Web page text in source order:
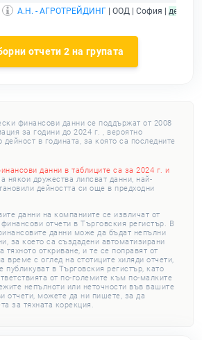
А.Н. - АГРОТРЕЙДИНГ | ООД | София |
отчети 2 на групата
финансови данни се поддържат от 2008
за години до 2024 г. , вероятно
дейност в годината, за която са последните
данни в таблиците са за 2024 г. и
някои дружества липсват данни, най-
дейността си още в предходни
данни на компаниите се извличат от
финансови отчети в Търговския регистър. В
данни може да бъдат непълни
за което са създадени автоматизирани
тяхното откриване, и те се поправят от
време с оглед на стотиците хиляди отчети,
публикуват в Търговския регистър, като
от по-големите към по-малките
непълноти или неточности във вашите
отчети, можете да ни пишете, за да
за тяхната корекция.